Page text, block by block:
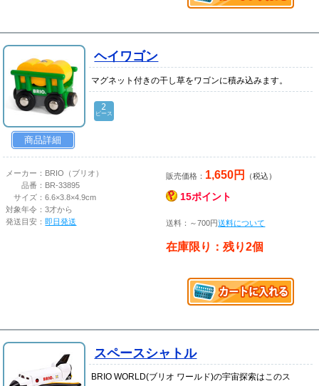
商品詳細
ヘイワゴン
マグネット付きの干し草をワゴンに積み込みます。
2
ピース
メーカー： BRIO（ブリオ）
品番： BR-33895
サイズ：6.6×3.8×4.9cm
対象年令：3才から
発送目安：即日発送
販売価格： 1,650円 （税込）
15ポイント
送料：～700円送料について
在庫限り：残り2個
スペースシャトル
BRIO WORLD(ブリオ ワールド)の宇宙探索はこのス